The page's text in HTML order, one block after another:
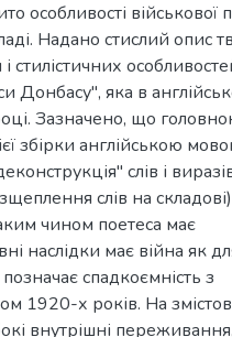
військової
Надано стислий опис
особливостей
Донбасу", яка в
Зазначено, що
збірки англійською
слів і
слів на
чином поетеса має
наслідки має війна як
позначає спадкоємність з
1920-х років. На
внутрішні